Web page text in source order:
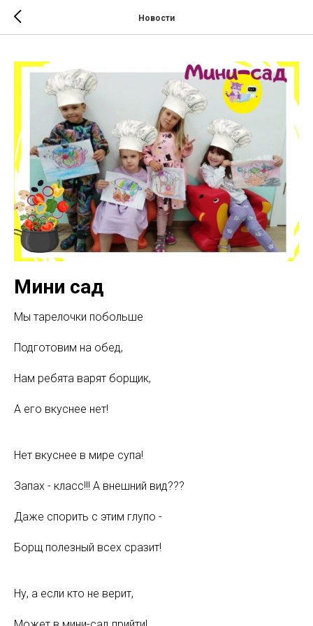
Новости
Мини сад
Мы тарелочки побольше
Подготовим на обед,
Нам ребята варят борщик,
А его вкуснее нет!
Нет вкуснее в мире супа!
Запах - класс!!! А внешний вид???
Даже спорить с этим глупо -
Борщ полезный всех сразит!
Ну, а если кто не верит,